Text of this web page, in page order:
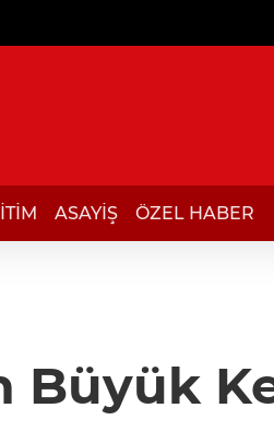
ASAYİŞ ÖZEL HABER
Büyük